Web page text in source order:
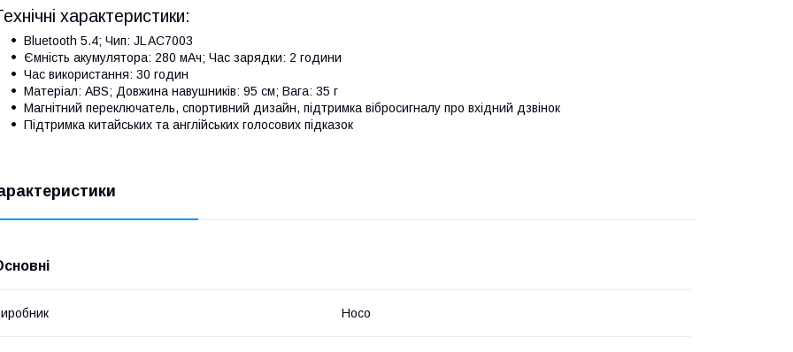
характеристики:
Bluetooth 5.4; Чип: JL AC7003
Ємність акумулятора: 280 мАч; Час зарядки: 2 години
Час використання: 30 годин
Матеріал: ABS; Довжина навушників: 95 см; Вага: 35 г
Магнітний переключатель, спортивний дизайн, підтримка вібросигналу про вхідний дзвінок
Підтримка китайських та англійських голосових підказок
Hoco